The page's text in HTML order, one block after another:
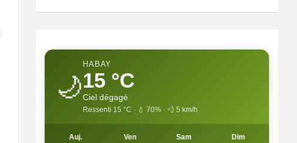
🌙
HABAY
15 °C
Ciel dégagé
Ressenti 15 °C · 💧 70% · 💨 5 km/h
Auj. Ven Sam Dim